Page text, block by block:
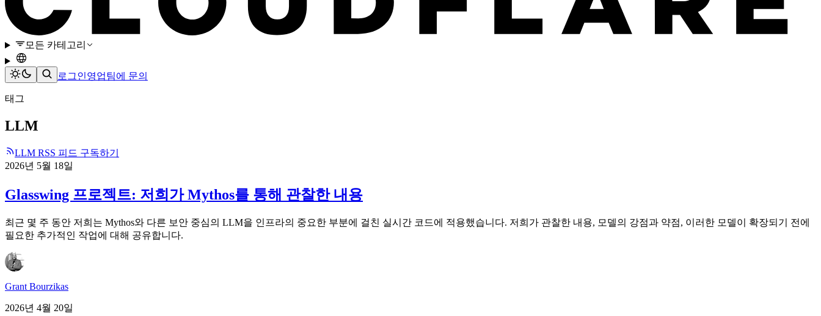
모든 카테고리
로그인영업팀에 문의
태그
LLM
LLM RSS 피드 구독하기
2026년 5월 18일
Glasswing 프로젝트: 저희가 Mythos를 통해 관찰한 내용
최근 몇 주 동안 저희는 Mythos와 다른 보안 중심의 LLM을 인프라의 중요한 부분에 걸친 실시간 코드에 적용했습니다. 저희가 관찰한 내용, 모델의 강점과 약점, 이러한 모델이 확장되기 전에
필요한 추가적인 작업에 대해 공유합니다.
Grant Bourzikas
2026년 4월 20일